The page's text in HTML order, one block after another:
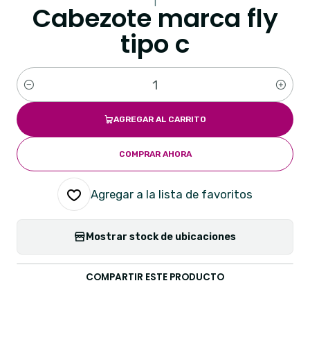
Cabezote marca fly
tipo c
Cantidad
AGREGAR AL CARRITO
COMPRAR AHORA
Agregar a la lista de favoritos
Mostrar stock de ubicaciones
COMPARTIR ESTE PRODUCTO